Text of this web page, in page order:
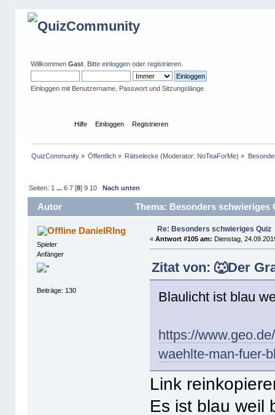
Willkommen Gast. Bitte einloggenoder registrieren.
Einloggen mit Benutzername, Passwort und Sitzungslänge
Hilfe Einloggen Registrieren
QuizCommunity» Öffentlich » Rätselecke (Moderator: NoTeaForMe) »
Seiten: 1 ... 6 7[8] 9 10 Nach unten
Autor Thema: Besonders schwieriges
DanielRIng
Spieler
Anfänger
Beiträge: 130
Re: Besonders schwieriges Quiz
«Antwort #105 am: Dienstag,
Zitat von: 🐺Der
Blaulicht ist blau
https://
waehlte-man-fuer-
Link
Es ist blau weil